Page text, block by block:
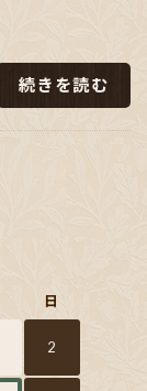
続きを読む
日
2